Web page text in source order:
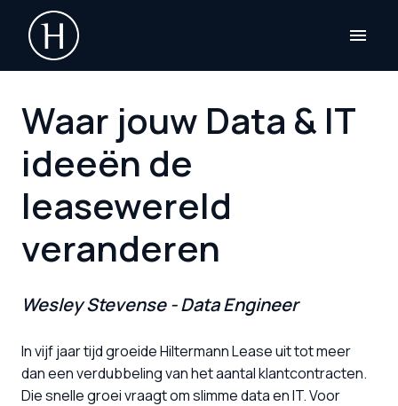
Overslaan
contentHomepagina
Waar jouw Data & IT
ideeën de
leasewereld
veranderen
Wesley Stevense - Data Engineer
In vijf jaar tijd groeide Hiltermann Lease uit tot meer
dan een verdubbeling van het aantal klantcontracten.
Die snelle groei vraagt om slimme data en IT. Voor